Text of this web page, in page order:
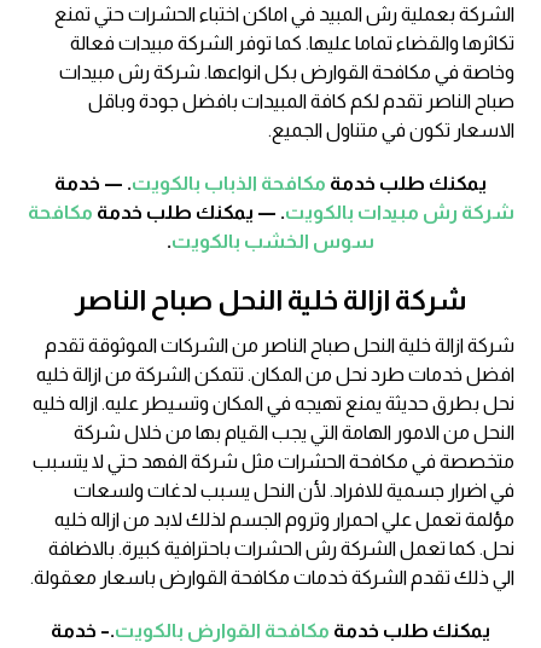
الشركة بعملية رش المبيد في اماكن اختباء الحشرات حتي تمنع
تكاثرها والقضاء تماما عليها. كما توفر الشركة مبيدات فعالة
وخاصة في مكافحة القوارض بكل انواعها. شركة رش مبيدات
صباح الناصر تقدم لكم كافة المبيدات بافضل جودة وباقل
الاسعار تكون في متناول الجميع.
يمكنك طلب خدمة مكافحة الذباب بالكويت. — خدمة
شركة رش مبيدات بالكويت. — يمكنك طلب خدمة مكافحة
سوس الخشب بالكويت.
شركة ازالة خلية النحل صباح الناصر
شركة ازالة خلية النحل صباح الناصر من الشركات الموثوقة تقدم
افضل خدمات طرد نحل من المكان. تتمكن الشركة من ازالة خليه
نحل بطرق حديثة يمنع تهيجه في المكان وتسيطر عليه. ازاله خليه
النحل من الامور الهامة التي يجب القيام بها من خلال شركة
متخصصة في مكافحة الحشرات مثل شركة الفهد حتي لا يتسبب
في اضرار جسمية للافراد. لأن النحل يسبب لدغات ولسعات
مؤلمة تعمل علي احمرار وتروم الجسم لذلك لابد من ازاله خليه
نحل. كما تعمل الشركة رش الحشرات باحترافية كبيرة. بالاضافة
الي ذلك تقدم الشركة خدمات مكافحة القوارض باسعار معقولة.
يمكنك طلب خدمة مكافحة القوارض بالكويت.– خدمة